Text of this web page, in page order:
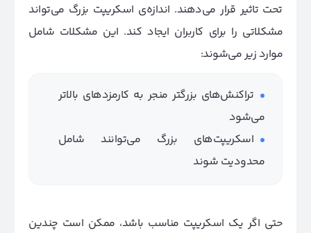
تحت تاثیر قرار می‌دهند. اندازه‌ی اسکریپت بزرگ می‌تواند
مشکلاتی را برای کاربران ایجاد کند. این مشکلات شامل
موارد زیر می‌شوند:
تراکنش‌های بزرگتر منجر به کارمزدهای بالاتر
می‌شود
اسکریپت‌های بزرگ می‌توانند شامل
محدودیت شوند
حتی اگر یک اسکریپت مناسب باشد، ممکن است چندین